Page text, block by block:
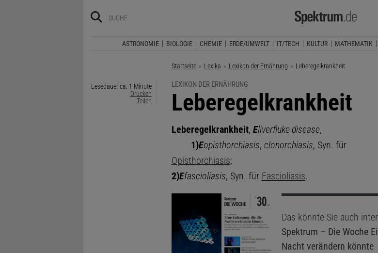
ASTRONOMIE BIOLOGIE CHEMIE ERDE/UMWELT IT/TECH KULTUR MATHEMATIK
Startseite Lexika Lexikon der Ernährung Aktuelle Seite:
Leberegelkrankheit
Lesedauer ca. 1 Minute
Drucken
Teilen
LEXIKON DER ERNÄHRUNG
:
Leberegelkrankheit
Leberegelkrankheit, Eliverfluke disease,
1)Eopisthorchiasis, clonorchiasis, Syn. für
Opisthorchiasis;
2)Efascioliasis, Syn. für Fascioliasis.
Das könnte Sie auch
Spektrum – Die Woche
Nacht verändern könnte